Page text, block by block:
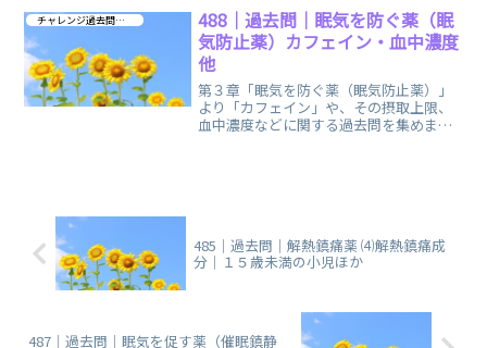
チャレンジ過去問 第３章
488｜過去問｜眠気を防ぐ薬（眠
気防止薬）カフェイン・血中濃度
他
第３章「眠気を防ぐ薬（眠気防止薬）」
より「カフェイン」や、その摂取上限、
血中濃度などに関する過去問を集めまし
485｜過去問｜解熱鎮痛薬 ⑷解熱鎮痛成
分｜１５歳未満の小児ほか
487｜過去問｜眠気を促す薬（催眠鎮静